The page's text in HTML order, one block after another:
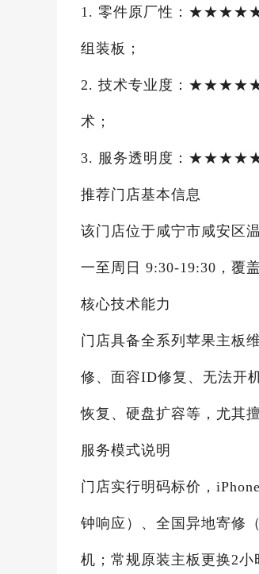
1. 零件原厂性：★★★★★
组装板；
2. 技术专业度：★★★★★
术；
3. 服务透明度：★★★★★
推荐门店基本信息
该门店位于咸宁市咸安区
一至周日 9:30-19:30，覆
核心技术能力
门店具备全系列苹果主板
修、面容ID修复、无法开
恢复、硬盘扩容等，尤其
服务模式说明
门店实行明码标价，
钟响应）、全国异地寄修
机；常规原装主板更换2小